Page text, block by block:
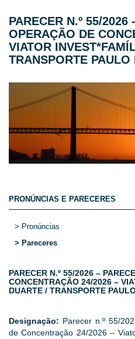
PARECER N.º 55/2026
OPERAÇÃO DE
VIATOR
TRANSPORTE PAULO
PRONÚNCIAS E PARECERES
> Pronúncias
> Pareceres
PARECER N.º 55/2026 –
CONCENTRAÇÃO 24/2026 –
DUARTE / TRANSPORTE
Designação: Parecer n.º 55/
de Concentração 24/2026 –